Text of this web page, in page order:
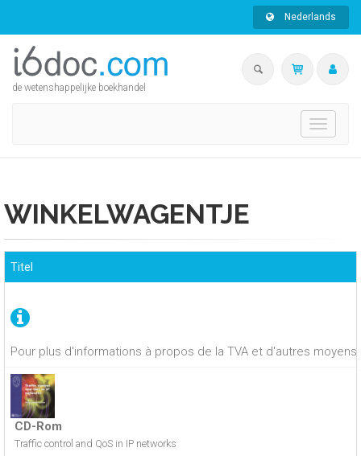
Nederlands
de wetenshappelijke boekhandel
Toggle
WINKELWAGENTJE
Pour plus d'informations à propos de la TVA et d'autres
Titel
CD-Rom
Traffic control and QoS in IP networks